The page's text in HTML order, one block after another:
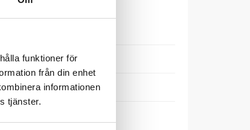
funktioner för
från din enhet
informationen
tjänster.